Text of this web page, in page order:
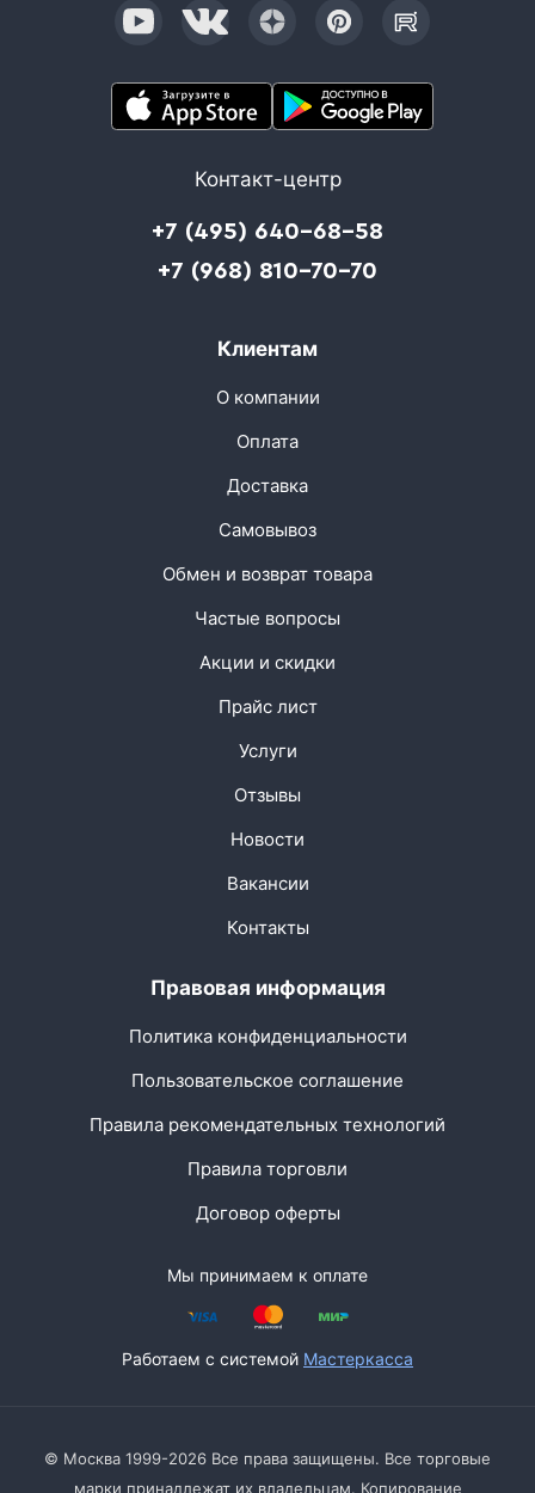
Контакт-центр
+7 (495) 640-68-58
+7 (968) 810-70-70
Клиентам
О компании
Оплата
Доставка
Самовывоз
Обмен и возврат товара
Частые вопросы
Акции и скидки
Прайс лист
Услуги
Отзывы
Новости
Вакансии
Контакты
Правовая информация
Политика конфиденциальности
Пользовательское соглашение
Правила рекомендательных технологий
Правила торговли
Договор оферты
Мы принимаем к оплате
Работаем с системой Мастеркасса
© Москва 1999-2026 Все права защищены. Все торговые
марки принадлежат их владельцам. Копирование